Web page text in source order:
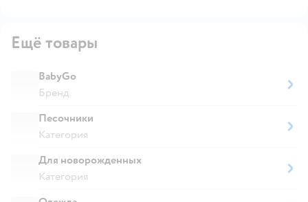
Ещё товары
BabyGo
Бренд
Песочники
Категория
Для новорожденных
Категория